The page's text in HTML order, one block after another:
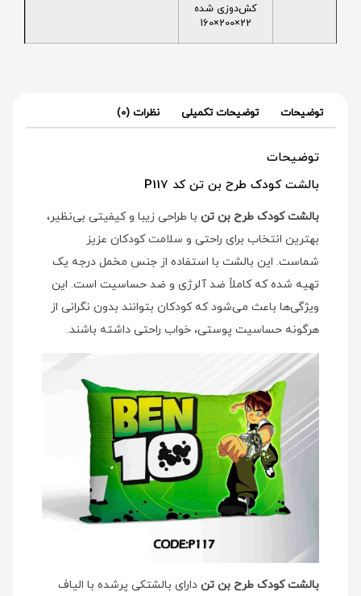
کش‌دوزی شده
22×200×160
توضیحات توضیحات تکمیلی نظرات (0)
توضیحات
بالشت کودک طرح بن تن کد P117
بالشت کودک طرح بن تن با طراحی زیبا و کیفیتی بی‌نظیر،
بهترین انتخاب برای راحتی و سلامت کودکان عزیز
شماست. این بالشت با استفاده از جنس مخمل درجه یک
تهیه شده که کاملاً ضد آلرژی و ضد حساسیت است. این
ویژگی‌ها باعث می‌شود که کودکان بتوانند بدون نگرانی از
هرگونه حساسیت پوستی، خواب راحتی داشته باشند.
بالشت کودک طرح بن تن دارای بالشتکی پرشده با الیاف